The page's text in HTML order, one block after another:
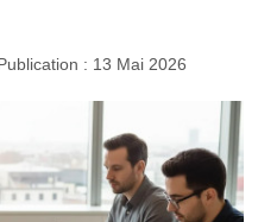
: 13 Mai 2026